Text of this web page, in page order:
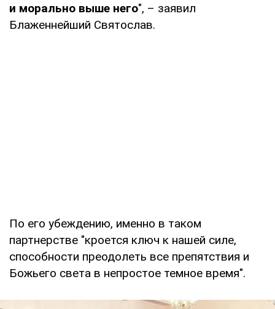
и морально выше него", – заявил
Блаженнейший Святослав.
По его убеждению, именно в таком
партнерстве "кроется ключ к нашей силе,
способности преодолеть все препятствия и
Божьего света в непростое темное время".